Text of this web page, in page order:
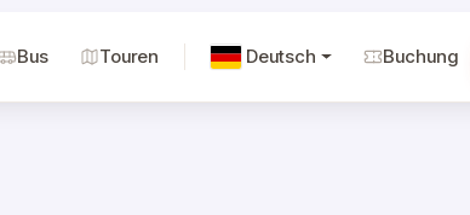
Bus Touren Deutsch Buchung